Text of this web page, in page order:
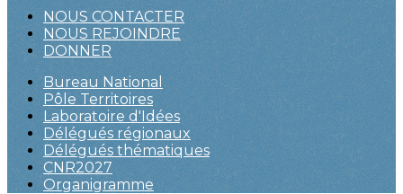
NOUS CONTACTER
NOUS REJOINDRE
DONNER
Bureau National
Pôle Territoires
Laboratoire d'Idées
Délégués régionaux
Délégués thématiques
CNR2027
Organigramme